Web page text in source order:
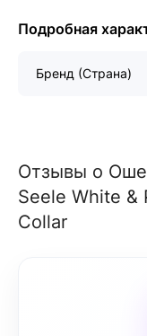
Подробная
Бренд (Страна)
Отзывы о
Seele White &
Collar